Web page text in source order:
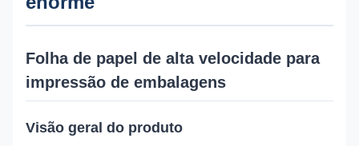
Folha de papel de alta velocidade para
impressão de embalagens
Visão geral do produto